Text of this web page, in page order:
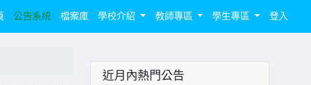
(current)
公告系統 檔案庫 學校介紹 教師專區 學生專區 登入
近月內熱門公告